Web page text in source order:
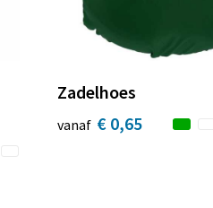
Zadelhoes
vanaf € 0,65